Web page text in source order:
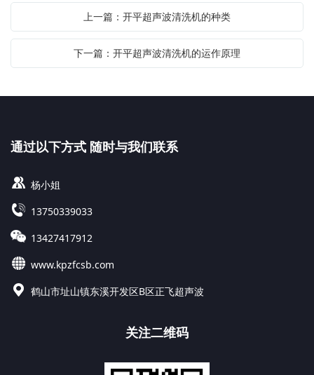
上一篇：开平超声波清洗机的种类
下一篇：开平超声波清洗机的运作原理
通过以下方式 随时与我们联系
杨小姐
13750339033
13427417912
www.kpzfcsb.com
鹤山市址山镇东溪开发区B区正飞超声波
关注二维码